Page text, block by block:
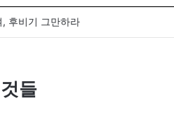
오후 남영동 민주화운동기념관
들